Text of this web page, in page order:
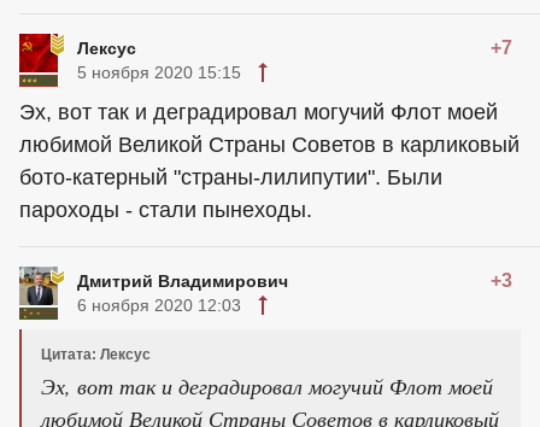
Лексус +7
5 ноября 2020 15:15
Эх, вот так и деградировал могучий Флот моей
любимой Великой Страны Советов в карликовый
бото-катерный "страны-лилипутии". Были
пароходы - стали пынеходы.
Дмитрий Владимирович +3
6 ноября 2020 12:03
Цитата: Лексус
Эх, вот так и деградировал могучий Флот моей
любимой Великой Страны Советов в карликовый